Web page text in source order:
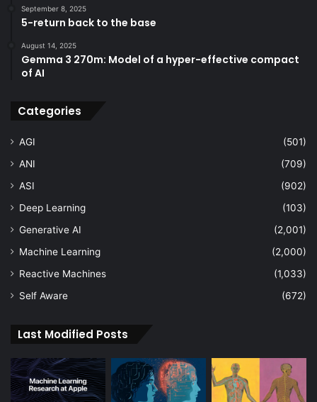
September 8, 2025
5-return back to the base
August 14, 2025
Gemma 3 270m: Model of a hyper-effective compact
of AI
Categories
AGI
(501)
ANI
(709)
ASI
(902)
Deep Learning
(103)
Generative AI
(2,001)
Machine Learning
(2,000)
Reactive Machines
(1,033)
Self Aware
(672)
Last Modified Posts